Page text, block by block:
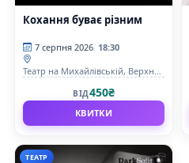
Кохання буває різним
7 серпня 2026 18:30
Театр на Михайлівській, Верхня
ВІД450₴
КВИТКИ
ТЕАТР